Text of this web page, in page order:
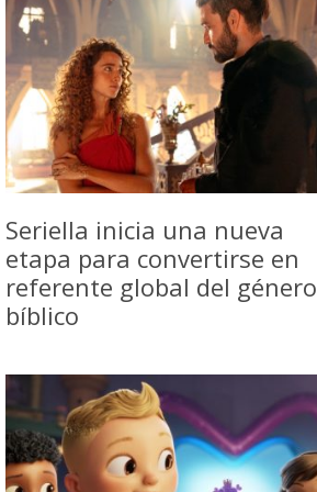
Seriella inicia una nueva
etapa para convertirse en
referente global del género
bíblico